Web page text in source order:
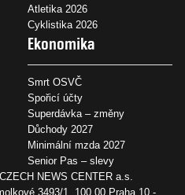
Atletika 2026
Cyklistika 2026
Ekonomika
Smrt OSVČ
Spořicí účty
Superdávka – změny
Důchody 2027
Minimální mzda 2027
Senior Pas – slevy
CZECH NEWS CENTER a.s.
3493/1, 100 00 Praha 10 -